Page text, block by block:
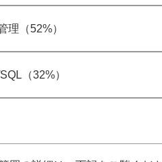
理（52%）
（32%）